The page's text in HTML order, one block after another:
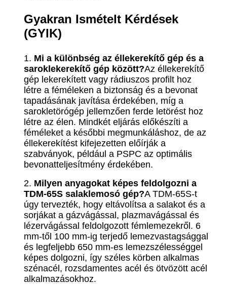
Gyakran Ismételt Kérdések
(GYIK)
1. Mi a különbség az éllekerekítő gép és a
saroklekerekítő gép között?Az éllekerekítő
gép lekerekített vagy rádiuszos profilt hoz
létre a féméleken a biztonság és a bevonat
tapadásának javítása érdekében, míg a
sarokletörógép jellemzően ferde letörést hoz
létre az élen. Mindkét eljárás előkészíti a
féméleket a későbbi megmunkáláshoz, de az
éllekerekítést kifejezetten előírják a
szabványok, például a PSPC az optimális
bevonatteljesítmény érdekében.
2. Milyen anyagokat képes feldolgozni a
TDM-65S salaklemosó gép?A TDM-65S-t
úgy tervezték, hogy eltávolítsa a salakot és a
sorjákat a gázvágással, plazmavágással és
lézervágással feldolgozott fémlemezekről. 6
mm-től 100 mm-ig terjedő lemezvastagsággal
és legfeljebb 650 mm-es lemezszélességgel
képes dolgozni, így széles körben alkalmas
szénacél, rozsdamentes acél és ötvözött acél
alkalmazásokhoz.